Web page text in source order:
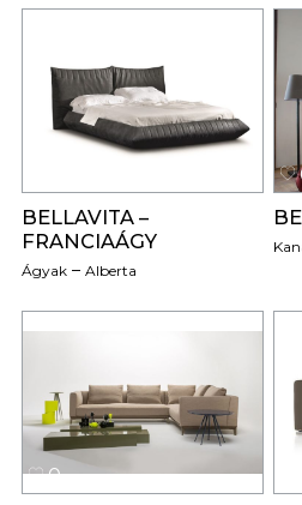
BELLAVITA –
FRANCIAÁGY
Ágyak Alberta
0